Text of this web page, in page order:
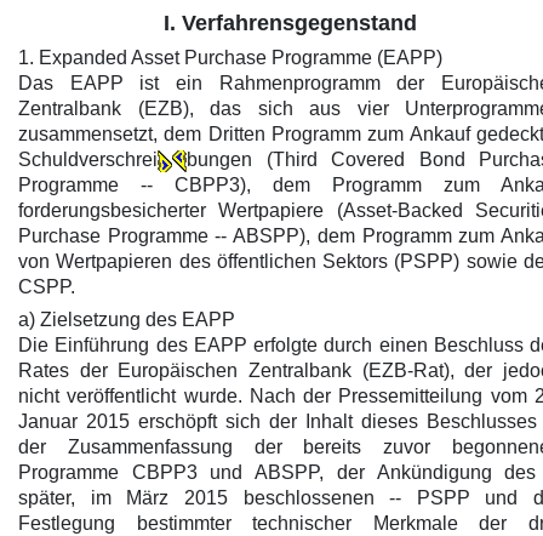
I. Verfahrensgegenstand
1. Expanded Asset Purchase Programme (EAPP)
Das EAPP ist ein Rahmenprogramm der
Zentralbank (EZB), das sich aus vier
zusammensetzt, dem Dritten Programm zum Ankauf
Schuldverschrei
bungen (Third Covered Bond
Programme -- CBPP3), dem Programm zum
forderungsbesicherter Wertpapiere (Asset-Backed
Purchase Programme -- ABSPP), dem Programm zum
von Wertpapieren des öffentlichen Sektors (PSPP) sowie
CSPP.
a) Zielsetzung des EAPP
Die Einführung des EAPP erfolgte durch einen Beschluss
Rates der Europäischen Zentralbank (EZB-Rat), der
nicht veröffentlicht wurde. Nach der Pressemitteilung vom
Januar 2015 erschöpft sich der Inhalt dieses
der Zusammenfassung der bereits zuvor
Programme CBPP3 und ABSPP, der Ankündigung
später, im März 2015 beschlossenen -- PSPP und
Festlegung bestimmter technischer Merkmale der